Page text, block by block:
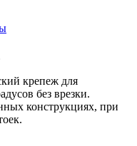
крепеж для
без врезки.
конструкциях, при